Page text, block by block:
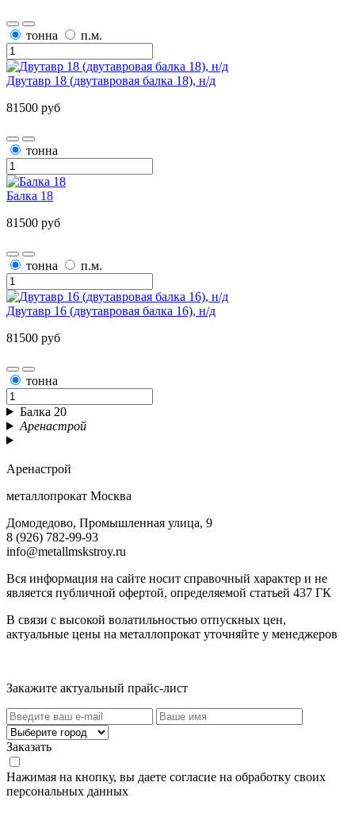
тонна п.м.
Двутавр 18 (двутавровая балка 18), н/д
81500 руб
тонна
Балка 18
81500 руб
тонна п.м.
Двутавр 16 (двутавровая балка 16), н/д
81500 руб
тонна
Балка 20
Аренастрой
Аренастрой
металлопрокат Москва
Домодедово, Промышленная улица, 9
8 (926) 782-99-93
info@metallmskstroy.ru
Вся информация на сайте носит справочный характер и не
является публичной офертой, определяемой статьей 437 ГК
В связи с высокой волатильностью отпускных цен,
актуальные цены на металлопрокат уточняйте у менеджеров
Закажите актуальный прайс-лист
Заказать
Нажимая на кнопку, вы даете согласие на обработку своих
персональных данных